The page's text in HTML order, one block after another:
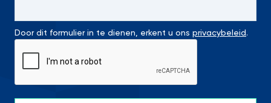
Door dit formulier in te dienen, erkent u ons privacybeleid .